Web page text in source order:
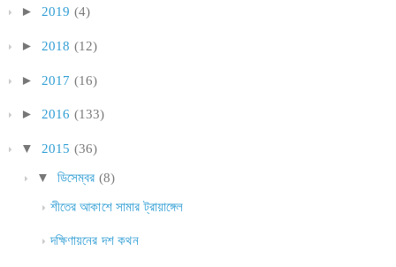
► 2019 (4)
► 2018 (12)
► 2017 (16)
► 2016 (133)
▼ 2015 (36)
▼ ডিসেম্বর (8)
শীতের আকাশে সামার ট্রায়াঙ্গেল
দক্ষিণায়নের দশ কথন